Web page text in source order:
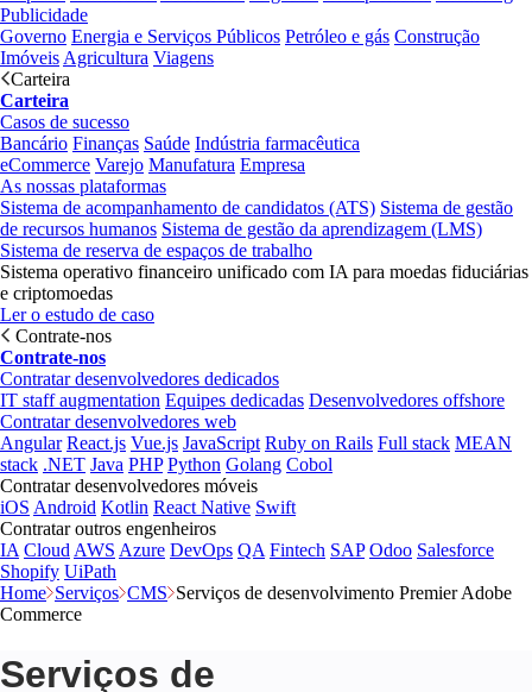
Publicidade
Governo Energia e Serviços Públicos Petróleo e gás Construção
Imóveis Agricultura Viagens
Carteira
Carteira
Casos de sucesso
Bancário Finanças Saúde Indústria farmacêutica
eCommerce Varejo Manufatura Empresa
As nossas plataformas
Sistema de acompanhamento de candidatos (ATS) Sistema de gestão
de recursos humanos Sistema de gestão da aprendizagem (LMS)
Sistema de reserva de espaços de trabalho
Sistema operativo financeiro unificado com IA para moedas fiduciárias
e criptomoedas
Ler o estudo de caso
Contrate-nos
Contrate-nos
Contratar desenvolvedores dedicados
IT staff augmentation Equipes dedicadas Desenvolvedores offshore
Contratar desenvolvedores web
Angular React.js Vue.js JavaScript Ruby on Rails Full stack MEAN
stack .NET Java PHP Python Golang Cobol
Contratar desenvolvedores móveis
iOS Android Kotlin React Native Swift
Contratar outros engenheiros
IA Cloud AWS Azure DevOps QA Fintech SAP Odoo Salesforce
Shopify UiPath
Home Serviços CMS Serviços de desenvolvimento Premier Adobe
Commerce
Serviços de